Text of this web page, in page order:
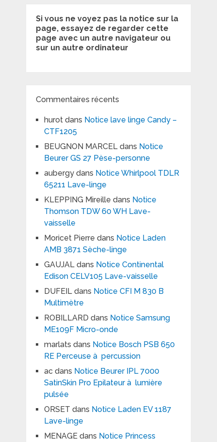
Si vous ne voyez pas la notice sur la
page, essayez de regarder cette
page avec un autre navigateur ou
sur un autre ordinateur
Commentaires récents
hurotdans Notice lave linge Candy –
CTF1205
BEUGNON MARCELdans Notice
Beurer GS 27 Pèse-personne
aubergydans Notice Whirlpool TDLR
65211 Lave-linge
KLEPPING Mireille dans Notice
Thomson TDW 60 WH Lave-
vaisselle
Moricet Pierre dans Notice Laden
AMB 3871 Sèche-linge
GAUJALdans Notice Continental
Edison CELV105 Lave-vaisselle
DUFEILdans Notice CFI M 830 B
Multimètre
ROBILLARD dans Notice Samsung
ME109F Micro-onde
marlats dans Notice Bosch PSB 650
RE Perceuse à percussion
acdans Notice Beurer IPL 7000
SatinSkin Pro Epilateur à lumière
pulsée
ORSET dans Notice Laden EV 1187
Lave-linge
MENAGEdans Notice Princess